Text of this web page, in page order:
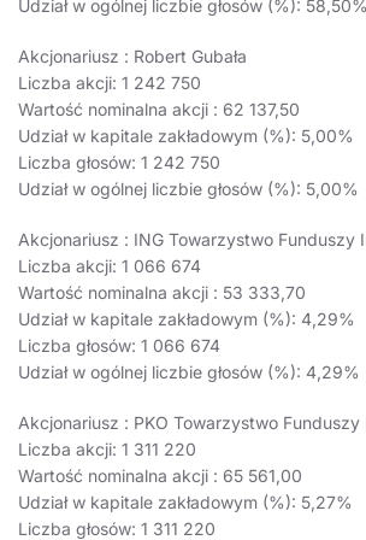
Udział w ogólnej liczbie głosów (%): 58,50%
Akcjonariusz : Robert Gubała
Liczba akcji: 1 242 750
Wartość nominalna akcji : 62 137,50
Udział w kapitale zakładowym (%): 5,00%
Liczba głosów: 1 242 750
Udział w ogólnej liczbie głosów (%): 5,00%
Akcjonariusz : ING Towarzystwo Funduszy
Liczba akcji: 1 066 674
Wartość nominalna akcji : 53 333,70
Udział w kapitale zakładowym (%): 4,29%
Liczba głosów: 1 066 674
Udział w ogólnej liczbie głosów (%): 4,29%
Akcjonariusz : PKO Towarzystwo
Liczba akcji: 1 311 220
Wartość nominalna akcji : 65 561,00
Udział w kapitale zakładowym (%): 5,27%
Liczba głosów: 1 311 220